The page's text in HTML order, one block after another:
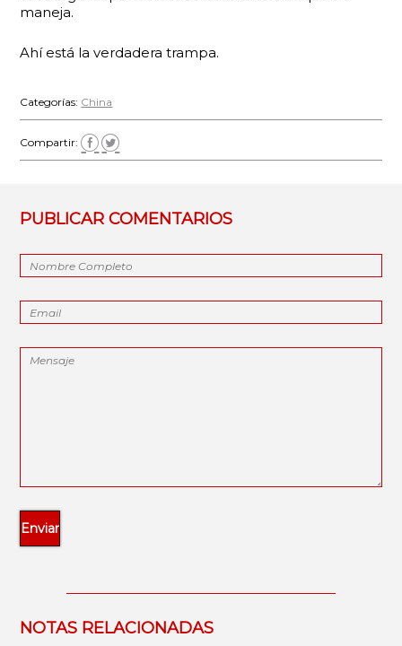
maneja.
Ahí está la verdadera trampa.
Categorías: China
Compartir:
PUBLICAR COMENTARIOS
NOTAS RELACIONADAS